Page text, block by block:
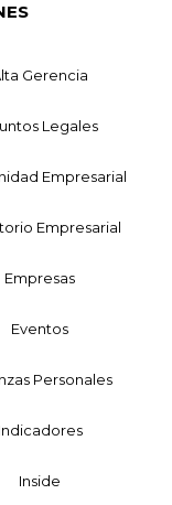
Gerencia
Legales
Empresarial
Empresarial
Empresas
Eventos
Personales
Indicadores
Inside